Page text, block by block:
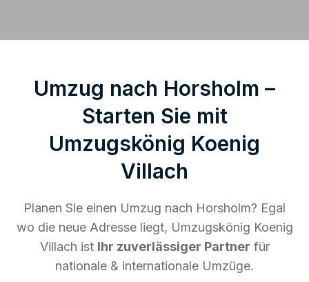
Umzug nach Horsholm –
Starten Sie mit
Umzugskönig Koenig
Villach
Planen Sie einen Umzug nach Horsholm? Egal
wo die neue Adresse liegt, Umzugskönig Koenig
Villach ist Ihr zuverlässiger Partner für
nationale & internationale Umzüge.